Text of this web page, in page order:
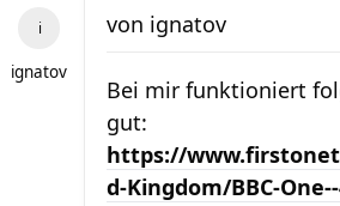
ignatov
von ignatov
Bei mir funktioniert
gut:
https://
d-Kingdom/BBC-